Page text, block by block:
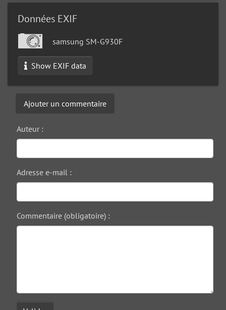
Données EXIF
samsung SM-G930F
Show EXIF data
Ajouter un commentaire
Auteur :
Adresse e-mail :
Commentaire (obligatoire) :